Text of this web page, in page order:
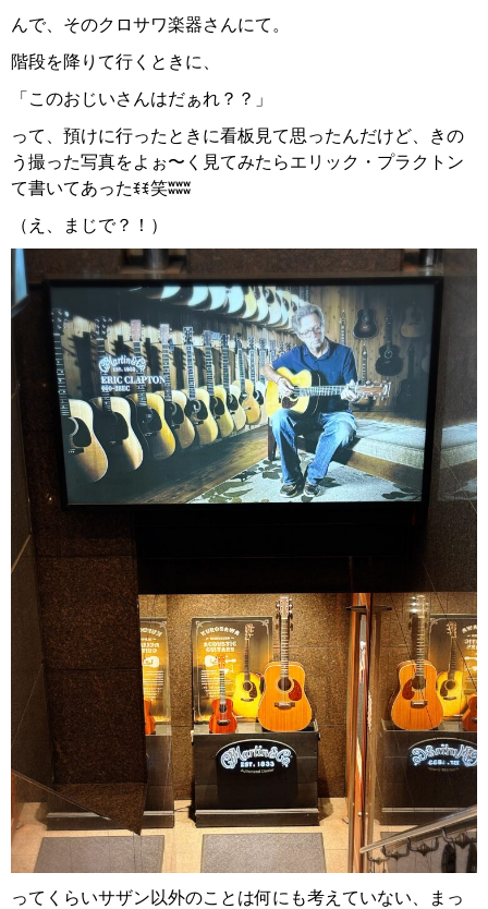
んで、そのクロサワ楽器さ んにて。
階段を降りて行くときに、
「このおじいさんはだぁれ？？」
って、預けに行ったときに看板見て思ったんだけど、きの
う撮った写真をよぉ〜く見てみたらエリック・プラクトン
て書いてあったꉂꉂ笑ʬʬʬ
（え、まじで？！）
ってくらいサザン以外のことは何にも考えていない、まっ